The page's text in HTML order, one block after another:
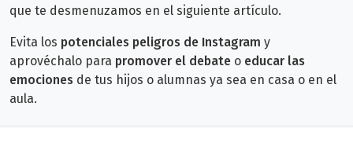
que te desmenuzamos en el siguiente artículo.
Evita los potenciales peligros de Instagram y
aprovéchalo para promover el debate o educar las
emociones de tus hijos o alumnas ya sea en casa o en el
aula.